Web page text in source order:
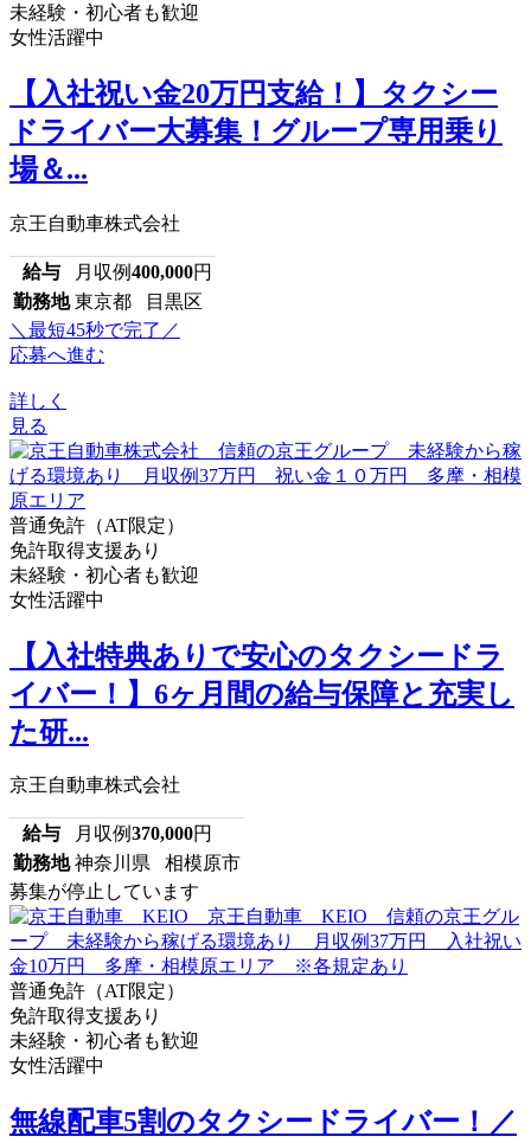
未経験・初心者も歓迎
女性活躍中
【入社祝い金20万円支給！】タクシー
ドライバー大募集！グループ専用乗り
場＆...
京王自動車株式会社
給与 月収例400,000円
勤務地 東京都 目黒区
＼最短45秒で完了／
応募へ進む
詳しく
見る
普通免許（AT限定）
免許取得支援あり
未経験・初心者も歓迎
女性活躍中
【入社特典ありで安心のタクシードラ
イバー！】6ヶ月間の給与保障と充実し
た研...
京王自動車株式会社
給与 月収例370,000円
勤務地 神奈川県 相模原市
募集が停止しています
普通免許（AT限定）
免許取得支援あり
未経験・初心者も歓迎
女性活躍中
無線配車5割のタクシードライバー！／